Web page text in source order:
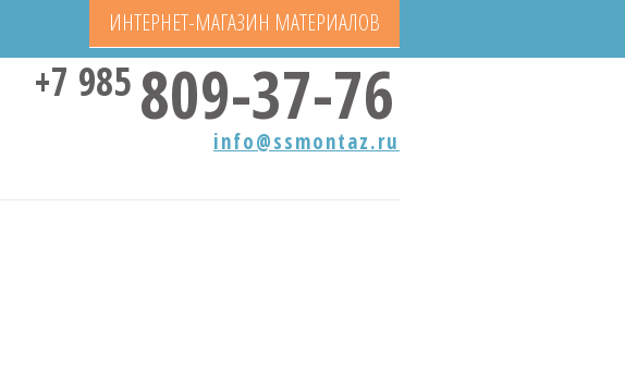
ИНТЕРНЕТ-МАГАЗИН МАТЕРИАЛОВ
+7 985809-37-76
info@ssmontaz.ru